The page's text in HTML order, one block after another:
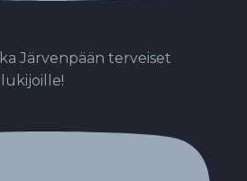
Järvenpään terveiset